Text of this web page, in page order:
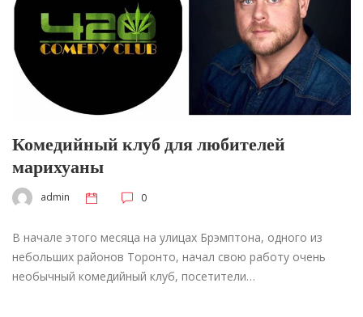
Комедийный клуб для любителей
марихуаны
admin 0
В начале этого месяца на улицах Брэмптона, одного из
небольших районов Торонто, начал свою работу очень
необычный комедийный клуб, посетители…